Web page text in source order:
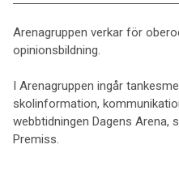
Arenagruppen verkar för
opinionsbildning.
I Arenagruppen ingår
skolinformation,
webbtidningen Dagens Arena,
Premiss.